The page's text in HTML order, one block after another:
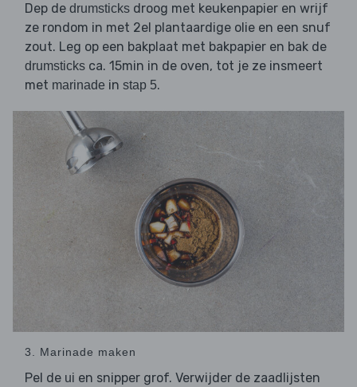
Dep de drumsticks droog met keukenpapier en wrijf
ze rondom in met 2el plantaardige olie en een snuf
zout. Leg op een bakplaat met bakpapier en bak de
drumsticks ca. 15min in de oven, tot je ze insmeert
met marinade in stap 5.
3. Marinade maken
Pel de ui en snipper grof. Verwijder de zaadlijsten